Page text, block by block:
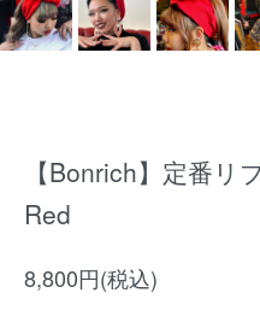
【Bonrich】定番
Red
8,800円(税込)